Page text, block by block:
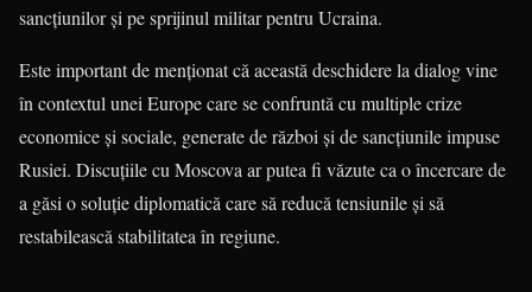
sancțiunilor și pe sprijinul militar pentru Ucraina.
Este important de menționat că această deschidere la dialog vine
în contextul unei Europe care se confruntă cu multiple crize
economice și sociale, generate de război și de sancțiunile impuse
Rusiei. Discuțiile cu Moscova ar putea fi văzute ca o încercare de
a găsi o soluție diplomatică care să reducă tensiunile și să
restabilească stabilitatea în regiune.